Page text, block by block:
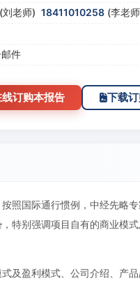
(刘老师) 18411010258 (李老
件
订购本报告 下载
按照国际通行惯例，中经先略
特别强调项目自有的商业模
及盈利模式、公司介绍、产